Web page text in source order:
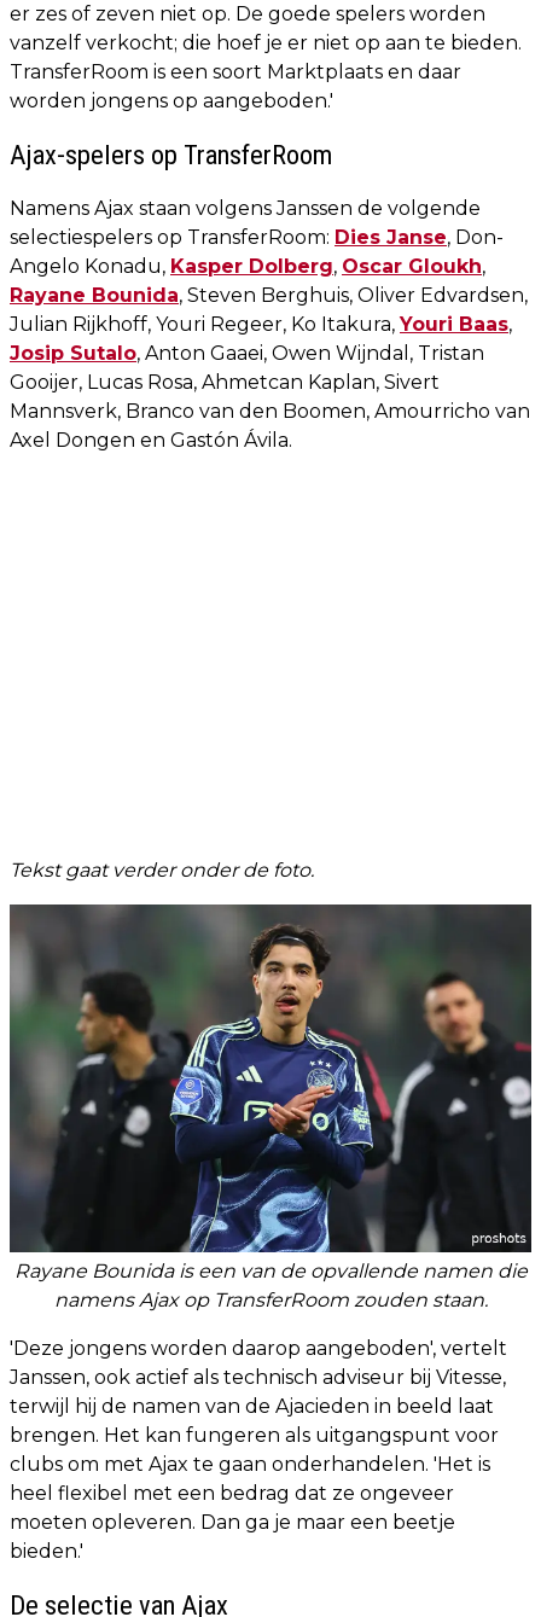
er zes of zeven niet op. De goede spelers worden
vanzelf verkocht; die hoef je er niet op aan te bieden.
TransferRoom is een soort Marktplaats en daar
worden jongens op aangeboden.'
Ajax-spelers op TransferRoom
Namens Ajax staan volgens Janssen de volgende
selectiespelers op TransferRoom: Dies Janse, Don-
Angelo Konadu, Kasper Dolberg, Oscar Gloukh,
Rayane Bounida, Steven Berghuis, Oliver Edvardsen,
Julian Rijkhoff, Youri Regeer, Ko Itakura,Youri Baas,
Josip Sutalo, Anton Gaaei, Owen Wijndal, Tristan
Gooijer, Lucas Rosa, Ahmetcan Kaplan, Sivert
Mannsverk, Branco van den Boomen, Amourricho van
Axel Dongen en Gastón Ávila.
Tekst gaat verder onder de foto.
Rayane Bounida is een van de opvallende namen die
namens Ajax op TransferRoom zouden staan.
'Deze jongens worden daarop aangeboden', vertelt
Janssen, ook actief als technisch adviseur bij Vitesse,
terwijl hij de namen van de Ajacieden in beeld laat
brengen. Het kan fungeren als uitgangspunt voor
clubs om met Ajax te gaan onderhandelen. 'Het is
heel flexibel met een bedrag dat ze ongeveer
moeten opleveren. Dan ga je maar een beetje
bieden.'
De selectie van Ajax